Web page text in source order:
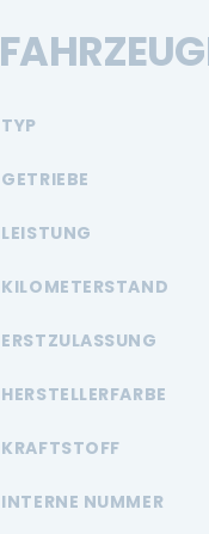
TYP
GETRIEBE
LEISTUNG
KILOMETERSTAND
ERSTZULASSUNG
HERSTELLERFARBE
KRAFTSTOFF
INTERNE NUMMER